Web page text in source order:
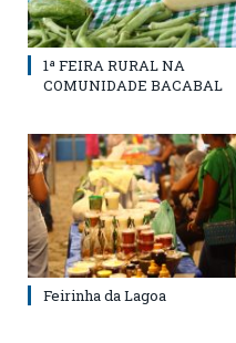
1ª FEIRA RURAL NA
COMUNIDADE BACABAL
Feirinha da Lagoa